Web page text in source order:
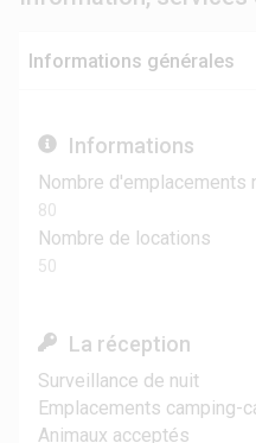
Informations générales
Informations
Nombre d'emplacements
80
Nombre de locations
50
La réception
Surveillance de nuit
Emplacements camping-
Animaux acceptés